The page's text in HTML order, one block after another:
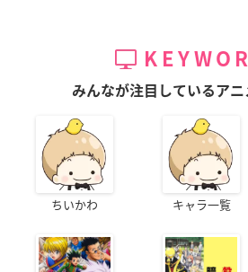
みんなが注目しているアニ
ちいかわ キャラ一覧